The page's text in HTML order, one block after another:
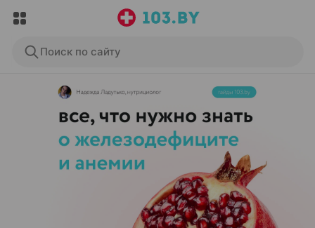
Поиск по сайту
ЭФФЕКТИВНАЯ РЕКЛАМА НА САЙТЕ